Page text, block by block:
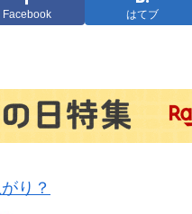
Facebook はてブ
り？